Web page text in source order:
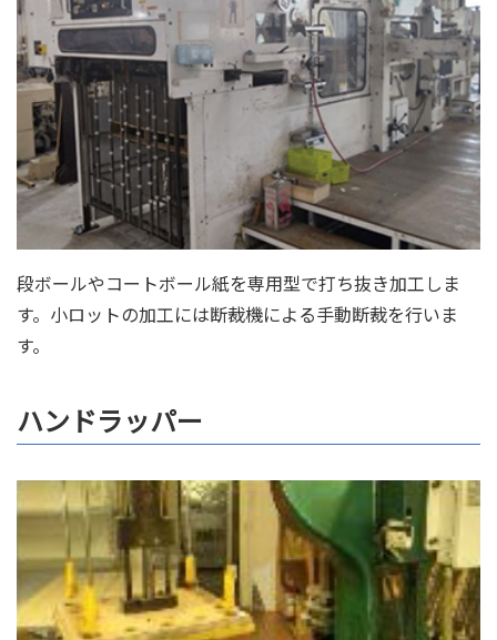
段ボールやコートボール紙を専用型で打ち抜き加工しま
す。小ロットの加工には断裁機による手動断裁を行いま
す。
ハンドラッパー